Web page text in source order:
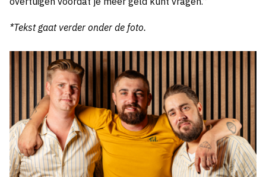
*Tekst gaat verder onder de foto.